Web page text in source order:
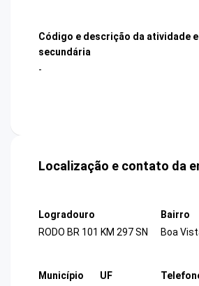
Código e descrição da atividade
secundária
-
Localização e contato da
Logradouro
RODO BR 101 KM 297 SN
Bairro
Boa
Município
UF